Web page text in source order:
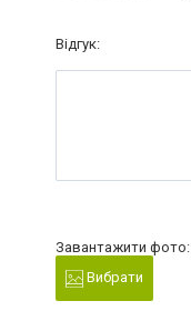
Відгук:
Завантажити фото:
Вибрати